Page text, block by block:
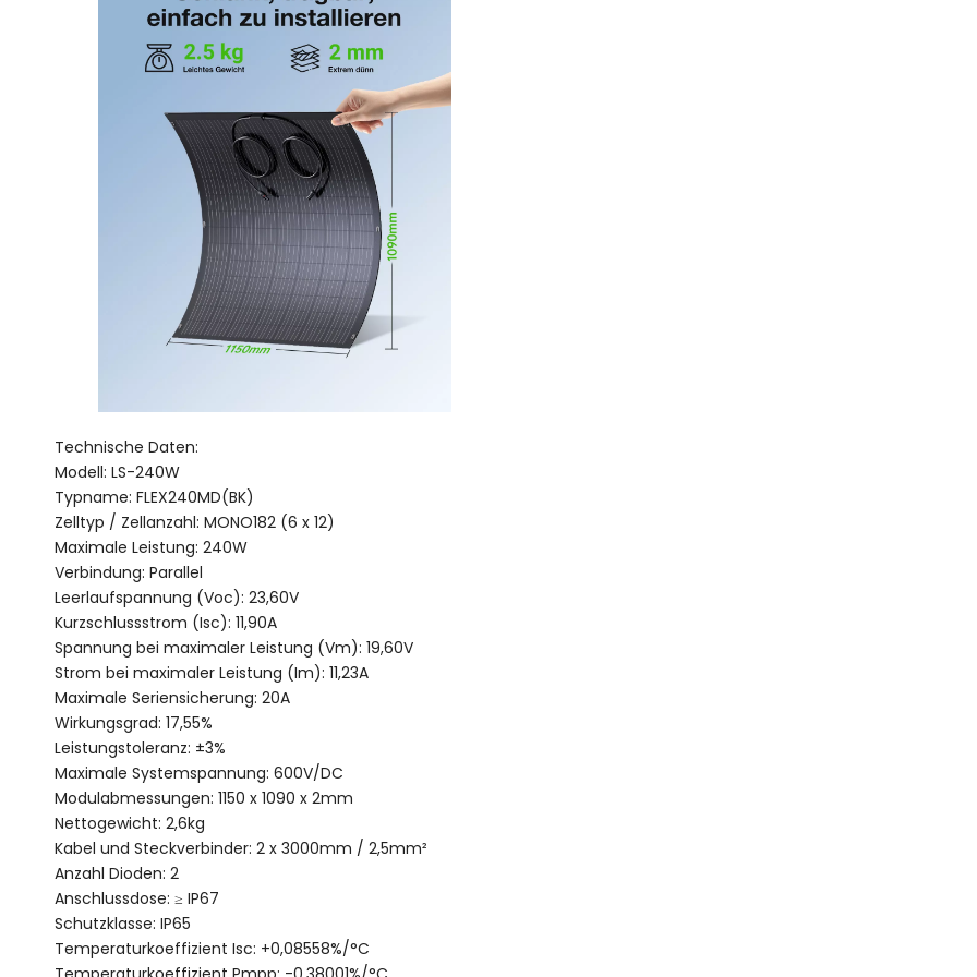
Technische Daten:
Modell: LS-240W
Typname: FLEX240MD(BK)
Zelltyp / Zellanzahl: MONO182 (6 x 12)
Maximale Leistung: 240W
Verbindung: Parallel
Leerlaufspannung (Voc): 23,60V
Kurzschlussstrom (Isc): 11,90A
Spannung bei maximaler Leistung (Vm): 19,60V
Strom bei maximaler Leistung (Im): 11,23A
Maximale Seriensicherung: 20A
Wirkungsgrad: 17,55%
Leistungstoleranz: ±3%
Maximale Systemspannung: 600V/DC
Modulabmessungen: 1150 x 1090 x 2mm
Nettogewicht: 2,6kg
Kabel und Steckverbinder: 2 x 3000mm / 2,5mm²
Anzahl Dioden: 2
Anschlussdose: ≥ IP67
Schutzklasse: IP65
Temperaturkoeffizient Isc: +0,08558%/°C